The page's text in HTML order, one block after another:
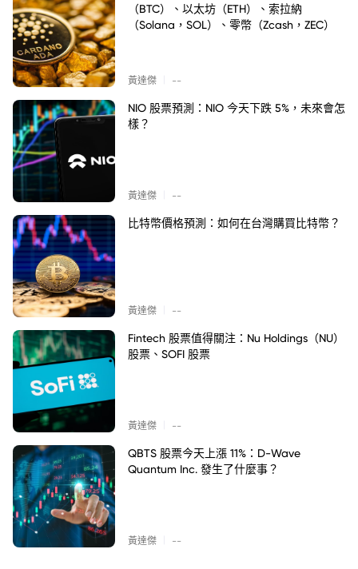
（BTC）、以太坊（ETH）、索拉納
（Solana，SOL）、零幣（Zcash，ZEC）
黃達傑 --
NIO 股票預測：NIO 今天下跌 5%，未來會怎
樣？
黃達傑 --
比特幣價格預測：如何在台灣購買比特幣？
黃達傑 --
Fintech 股票值得關注：Nu Holdings（NU）
股票、SOFI 股票
黃達傑 --
QBTS 股票今天上漲 11%：D-Wave
Quantum Inc. 發生了什麼事？
黃達傑 --